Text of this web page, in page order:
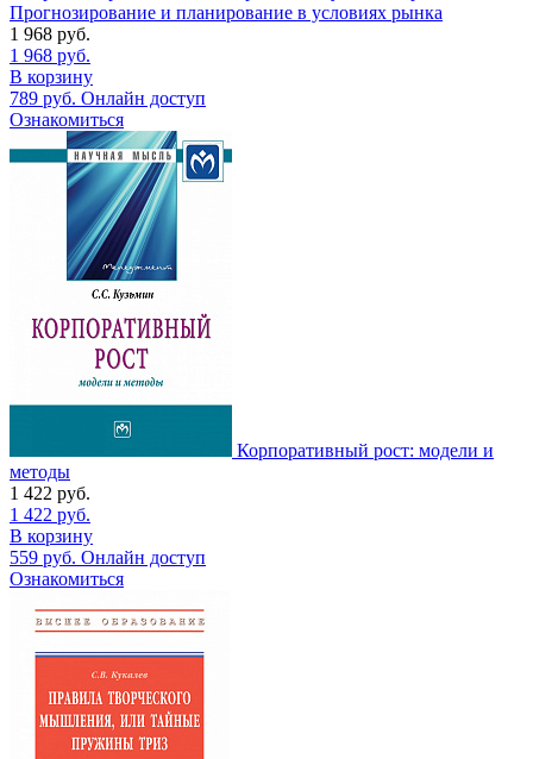
Прогнозирование и планирование в условиях рынка
1 968 руб.
1 968 руб.
В корзину
789 руб. Онлайн доступ
Ознакомиться
Корпоративный рост: модели и
методы
1 422 руб.
1 422 руб.
В корзину
559 руб. Онлайн доступ
Ознакомиться